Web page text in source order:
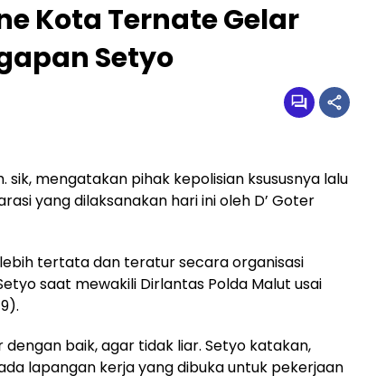
Kota Ternate Gelar
Setyo
sik, mengatakan pihak kepolisian ksususnya lalu
yang dilaksanakan hari ini oleh D’ Goter
tertata dan teratur secara organisasi
saat mewakili Dirlantas Polda Malut usai
dengan baik, agar tidak liar. Setyo katakan,
lapangan kerja yang dibuka untuk pekerjaan